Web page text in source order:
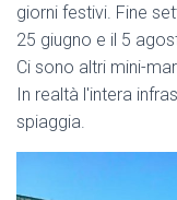
giorni festivi. Fine
25 giugno e il 5
Ci sono altri mini-
In realtà l'intera
spiaggia.